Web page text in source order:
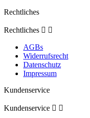
Rechtliches
Rechtliches  
AGBs
Widerrufsrecht
Datenschutz
Impressum
Kundenservice
Kundenservice  